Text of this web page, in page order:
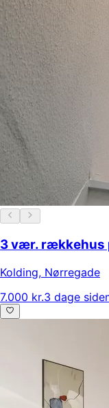
3 vær. rækkehus
Kolding, Nørregade
7.000 kr.3 dage